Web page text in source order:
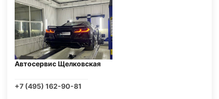
Автосервис Щелковская
+7 (495) 162-90-81